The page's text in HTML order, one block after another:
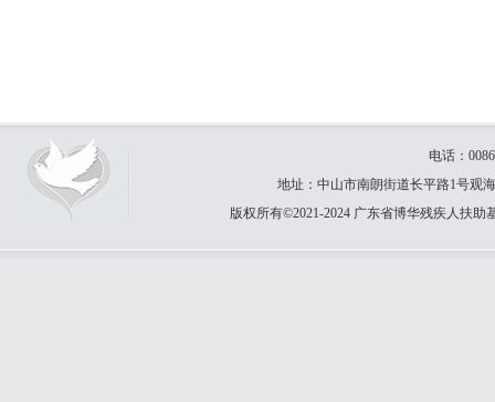
电话：
地址：中山市南朗街道长平路1号观
版权所有©2021-2024 广东省博华残疾人扶助